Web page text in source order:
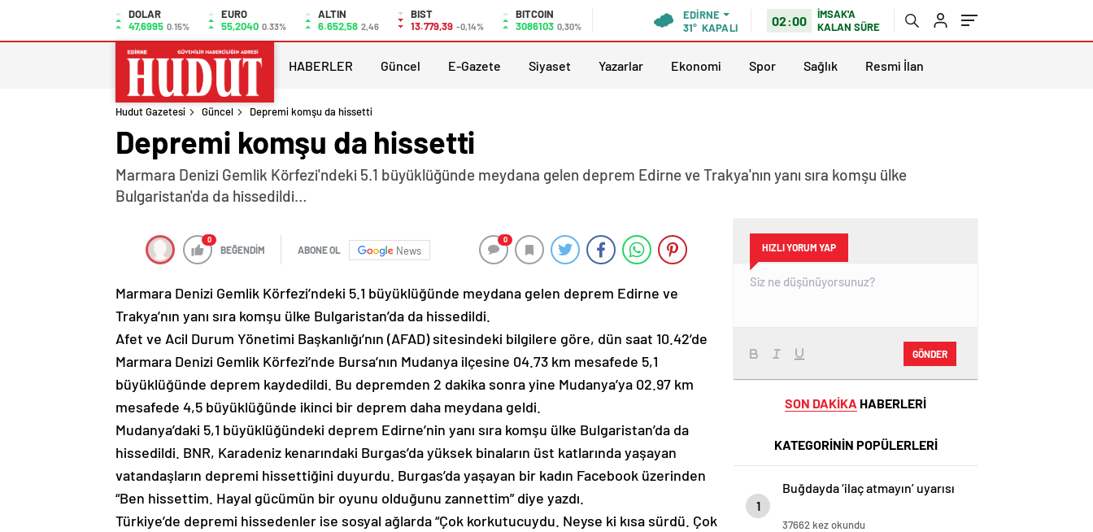
DOLAR
47,6995 0.15%
EURO
55,2040 0.33%
ALTIN
6.652,58 2,46
BIST
13.779,39 -0,14%
BITCOIN
3086103 0,30%
EDIRNE
31° KAPALI 02:00
İMSAK'A
KALAN SÜRE
HABERLER Güncel E-Gazete Siyaset Yazarlar Ekonomi Spor Sağlık Resmi İlan
Hudut Gazetesi Güncel Depremi komşu da hissetti
Depremi komşu da hissetti
Marmara Denizi Gemlik Körfezi'ndeki 5.1 büyüklüğünde meydana gelen deprem Edirne ve Trakya'nın yanı sıra komşu ülke
Bulgaristan'da da hissedildi…
0
BEĞENDİM ABONE OL News
0
Marmara Denizi Gemlik Körfezi’ndeki 5.1 büyüklüğünde meydana gelen deprem Edirne ve
Trakya’nın yanı sıra komşu ülke Bulgaristan’da da hissedildi.
Afet ve Acil Durum Yönetimi Başkanlığı’nın (AFAD) sitesindeki bilgilere göre, dün saat 10.42’de
Marmara Denizi Gemlik Körfezi’nde Bursa’nın Mudanya ilçesine 04.73 km mesafede 5,1
büyüklüğünde deprem kaydedildi. Bu depremden 2 dakika sonra yine Mudanya’ya 02.97 km
mesafede 4,5 büyüklüğünde ikinci bir deprem daha meydana geldi.
Mudanya’daki 5,1 büyüklüğündeki deprem Edirne’nin yanı sıra komşu ülke Bulgaristan’da da
hissedildi. BNR, Karadeniz kenarındaki Burgas’da yüksek binaların üst katlarında yaşayan
vatandaşların depremi hissettiğini duyurdu. Burgas’da yaşayan bir kadın Facebook üzerinden
“Ben hissettim. Hayal gücümün bir oyunu olduğunu zannettim” diye yazdı.
Türkiye’de depremi hissedenler ise sosyal ağlarda “Çok korkutucuydu. Neyse ki kısa sürdü. Çok
HIZLI YORUM YAP
GÖNDER
SON DAKİKA HABERLERİ
KATEGORİNİN POPÜLERLERİ
1
Buğdayda ‘ilaç atmayın’ uyarısı
37662 kez okundu